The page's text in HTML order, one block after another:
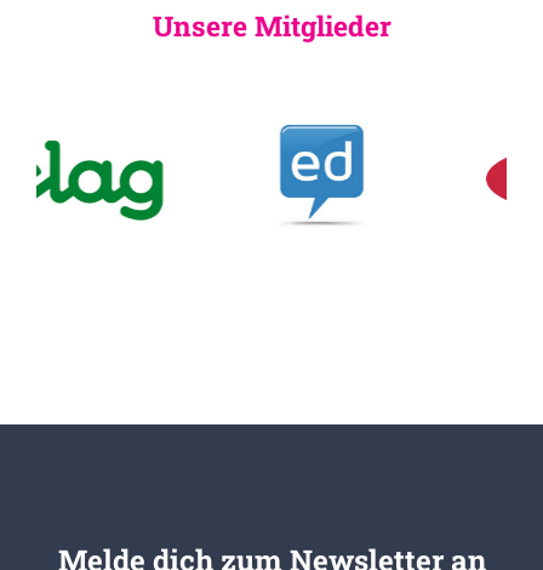
Unsere Mitglieder
Melde dich zum Newsletter an